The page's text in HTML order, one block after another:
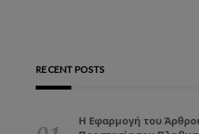
RECENT POSTS
Η Εφαρμογή του